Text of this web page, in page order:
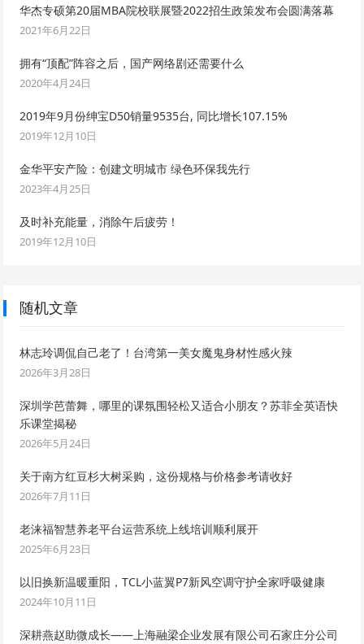
华杰专硕第20届MBA院校联展暨2022招生政策发布会圆满落幕
2021年6月22日
拥有“顶配”阵容之后，国产网络剧还需要什么
2020年4月24日
2019年9月份绅宝D50销量9535台, 同比增长107.15%
2019年12月10日
金华平安产险：创建文明城市 绿色环保我先行
2023年4月25日
及时补充能量，消除午后疲劳！
2019年12月10日
随机文章
林志玲调侃自己老了！台湾第一美女魔鬼身材性感火辣
2026年3月28日
深圳学芭蕾舞，哪里的课氛围轻松又适合小朋友？苏菲全英语快
乐课堂揭秘
2026年5月24日
关于南方红豆杉大树采购，这份规格与价格参考请收好
2026年7月11日
老涞福智慧养老平台运营系统上线培训顺利展开
2025年6月23日
以旧换新温暖重阳，TCL小蓝翼P7新风空调守护全家呼吸健康
2024年10月11日
深耕燕赵助微成长——上海融梁企业发展有限公司石家庄分公司